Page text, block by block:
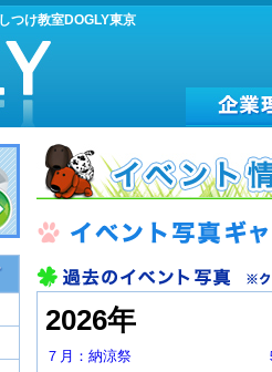
つけ教室DOGLY東京
2026年
７月：納涼祭